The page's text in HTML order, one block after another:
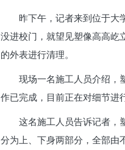
昨下午，记者来到位于大学
没进校门，就望见塑像高高屹
的外表进行清理。
现场一名施工人员介绍，
作已完成，目前正在对细节进
这名施工人员告诉记者，塑
分为上、下身两部分，全部由